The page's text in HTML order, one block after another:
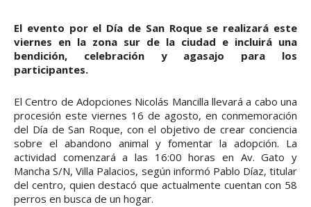
El evento por el Día de San Roque se realizará este
viernes en la zona sur de la ciudad e incluirá una
bendición, celebración y agasajo para los
participantes.
El Centro de Adopciones Nicolás Mancilla llevará a cabo una
procesión este viernes 16 de agosto, en conmemoración
del Día de San Roque, con el objetivo de crear conciencia
sobre el abandono animal y fomentar la adopción. La
actividad comenzará a las 16:00 horas en Av. Gato y
Mancha S/N, Villa Palacios, según informó Pablo Díaz, titular
del centro, quien destacó que actualmente cuentan con 58
perros en busca de un hogar.